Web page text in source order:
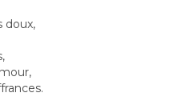
doux,